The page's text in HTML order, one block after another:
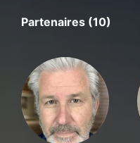
Partenaires (10)